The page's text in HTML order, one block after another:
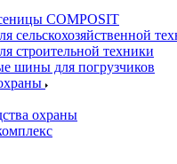
COMPOSIT
сельскохозяйственной
строительной техники
шины для погрузчиков
охраны